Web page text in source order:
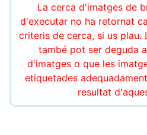
La cerca d'imatges de
d'executar no ha retornat
criteris de cerca, si us plau.
també pot ser deguda
d'imatges o que les
etiquetades
resultat